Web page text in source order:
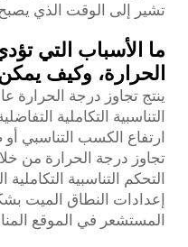
تشير إلى الوقت الذي
ما الأسباب التي
الحرارة، وكيف
ينتج تجاوز درجة الحرارة
ارتفاع الكسب التناسبي
تجاوز درجة الحرارة من
إعدادات النطاق الميت
المستشعر في الموقع